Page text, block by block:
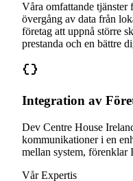
Våra omfattande
övergång av data från
företag att uppnå större
prestanda och en bättre
Integration av
Dev Centre House
kommunikationer i en
mellan system, förenklar
Vår Expertis